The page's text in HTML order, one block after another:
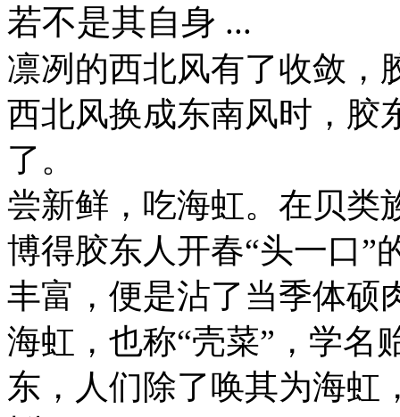
若不是其自身 ...
凛冽的西北风有了收敛，
西北风换成东南风时，胶
了。
尝新鲜，吃海虹。在贝类
博得胶东人开春“头一口”
丰富，便是沾了当季体硕
海虹，也称“壳菜”，学名
东，人们除了唤其为海虹